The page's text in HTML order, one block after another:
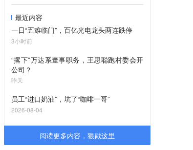
最近内容
一日“五难临门”，百亿光电龙头两连跌停
3小时前
“撂下”万达系董事职务，王思聪跑村委会开
公司？
昨天
员工“进口奶油”，坑了“咖啡一哥”
2026-08-04
阅读更多内容，狠戳这里